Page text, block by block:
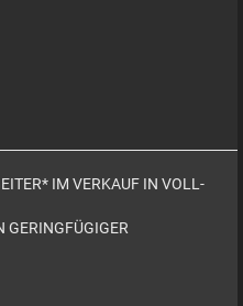
IM VERKAUF IN VOLL-
GERINGFÜGIGER